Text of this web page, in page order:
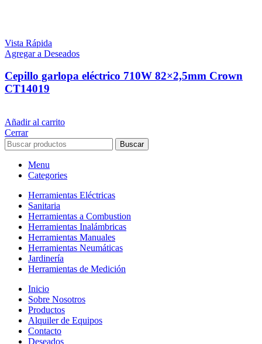
Vista Rápida
Agregar a Deseados
Cepillo garlopa eléctrico 710W 82×2,5mm Crown
CT14019
Añadir al carrito
Cerrar
Buscar
Menu
Categories
Herramientas Eléctricas
Sanitaria
Herramientas a Combustion
Herramientas Inalámbricas
Herramientas Manuales
Herramientas Neumáticas
Jardinería
Herramientas de Medición
Inicio
Sobre Nosotros
Productos
Alquiler de Equipos
Contacto
Deseados